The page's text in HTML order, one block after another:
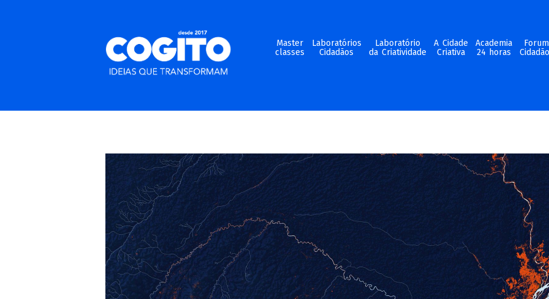
Master
classes
Laboratórios
Cidadãos
Laboratório
da Criatividade
A Cidade
Criativa
Academia
24 horas
Forum